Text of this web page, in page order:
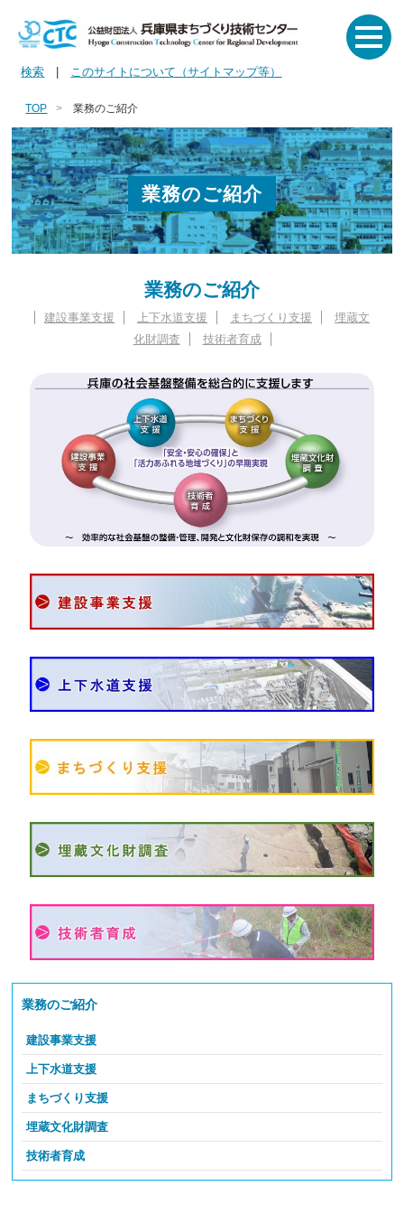
検索 このサイトについて（サイトマップ等）
TOP 業務のご紹介
業務のご紹介
業務のご紹介
建設事業支援 上下水道支援 まちづくり支援
埋蔵文
化財調査
技術者育成
業務のご紹介
建設事業支援
大規模・特殊工事等の設計・積算・工事監理
インフラ老朽化対策
防災・減災対策、災害復旧工事
上下水道支援
流域下水道の維持管理
流域下水汚泥処理施設の維持管理
栄養塩管理運転の実施
公共下水道施設の建設等の支援
まちづくり支援
都市計画及び土地区画整理事業の調査、計画
土地区画整理事業のしくみ
住民主体のまちづくりへの専門家派遣（まちアップ支援事業）
埋蔵文化財調査
埋蔵文化財調査
埋蔵文化財発掘調査情報
技術者育成
技術情報の管理・提供、新技術の導入促進